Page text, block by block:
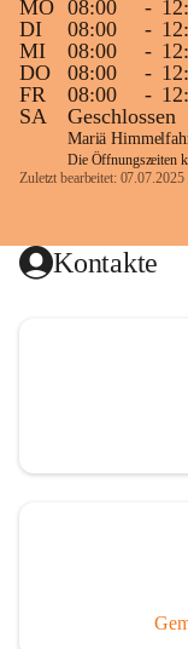
MO 08:00 -
DI
08:00 -
MI
08:00 -
DO
08:00 -
FR
08:00 -
SA
Geschlossen
Mariä
Die Öffnungszeiten
Zuletzt bearbeitet: 07.07.2025
Kontakte